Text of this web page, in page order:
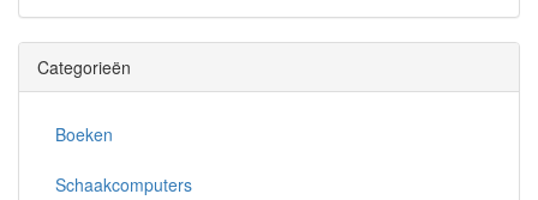
Categorieën
Boeken
Schaakcomputers